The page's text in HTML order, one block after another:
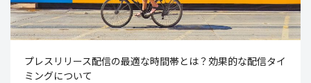
プレスリリース配信の最適な時間帯とは？効果的な配信タイ
ミングについて